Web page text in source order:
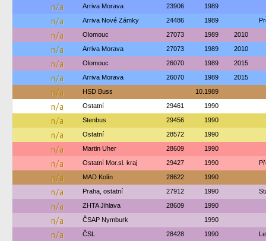
n/a Arriva Morava 23906 1989
n/a Arriva Nové Zámky 24486 1989
n/a Olomouc 27073 1989 2010
n/a Arriva Morava 27073 1989 2010
n/a Olomouc 26070 1989 2015
n/a Arriva Morava 26070 1989 2015
n/a HSD Buss 10.1989
n/a Ostatní 29461 1990
n/a Stenbus 29456 1990
n/a Ostatní 28572 1990
n/a Martin Uher 28609 1990
n/a Ostatní Mor.sl. kraj 29427 1990
n/a MAD Kolín 28622 1990
n/a Praha, ostatní 27912 1990
n/a ZHTA Jihlava 28609 1990
n/a ČSAP Nymburk 1990
n/a ČSL 28428 1990